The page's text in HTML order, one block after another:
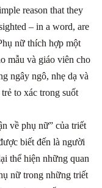
reason that they
–in a word, are
nữ thích hợp một
mẫu và giáo viên cho
ngây ngô, nhẹ dạ và
to xác trong suốt
về phụ nữ” của triết
biết đến là người
thể hiện những quan
nữ trong những triết